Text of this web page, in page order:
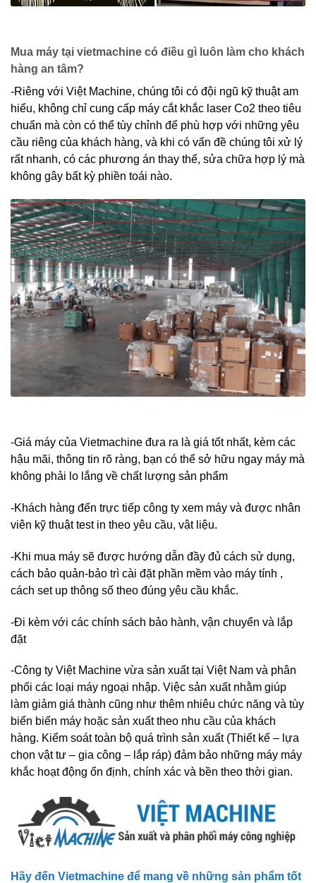
Mua máy tại vietmachine có điều gì luôn làm cho khách
hàng an tâm?
-Riêng với Việt Machine, chúng tôi có đội ngũ kỹ thuật am
hiểu, không chỉ cung cấp máy cắt khắc laser Co2 theo tiêu
chuẩn mà còn có thể tùy chỉnh để phù hợp với những yêu
cầu riêng của khách hàng, và khi có vấn đề chúng tôi xử lý
rất nhanh, có các phương án thay thế, sửa chữa hợp lý mà
không gây bất kỳ phiền toái nào.
-Giá máy của Vietmachine đưa ra là giá tốt nhất, kèm các
hậu mãi, thông tin rõ ràng, bạn có thể sở hữu ngay máy mà
không phải lo lắng về chất lượng sản phẩm
-Khách hàng đến trực tiếp công ty xem máy và được nhân
viên kỹ thuật test in theo yêu cầu, vật liệu.
-Khi mua máy sẽ được hướng dẫn đầy đủ cách sử dụng,
cách bảo quản-bảo trì cài đặt phần mềm vào máy tính ,
cách set up thông số theo đúng yêu cầu khắc.
-Đi kèm với các chính sách bảo hành, vận chuyển và lắp
đặt
-Công ty Việt Machine vừa sản xuất tại Việt Nam và phân
phối các loại máy ngoại nhập. Việc sản xuất nhằm giúp
làm giảm giá thành cũng như thêm nhiêu chức năng và tùy
biến biến máy hoặc sản xuất theo nhu cầu của khách
hàng. Kiểm soát toàn bộ quá trình sản xuất (Thiết kế – lựa
chọn vật tư – gia công – lắp ráp) đảm bảo những máy máy
khắc hoạt động ổn định, chính xác và bền theo thời gian.
Hãy đến Vietmachine để mang về những sản phẩm tốt